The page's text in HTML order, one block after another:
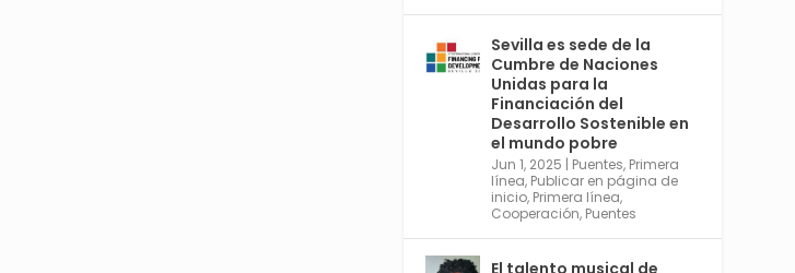
Avata
r
Sevilla World
@worldsevilla · 1 Sep 2024
La temporada de congresos
científicos comienza en
Sevilla este lunes 2 con la
Conferencia Internacional
sobre Catálisis, y con el
Congreso de Parasitología.
Del día 3 al 6, Congreso de
Metodología de Ciencias
Sociales y la Salud; y los días
Sevilla es sede de la
Cumbre de Naciones
Unidas para la
Financiación del
Desarrollo Sostenible en
el mundo pobre
Jun 1, 2025 | Puentes, Primera
línea, Publicar en página de
inicio, Primera línea,
Cooperación, Puentes
El talento musical de